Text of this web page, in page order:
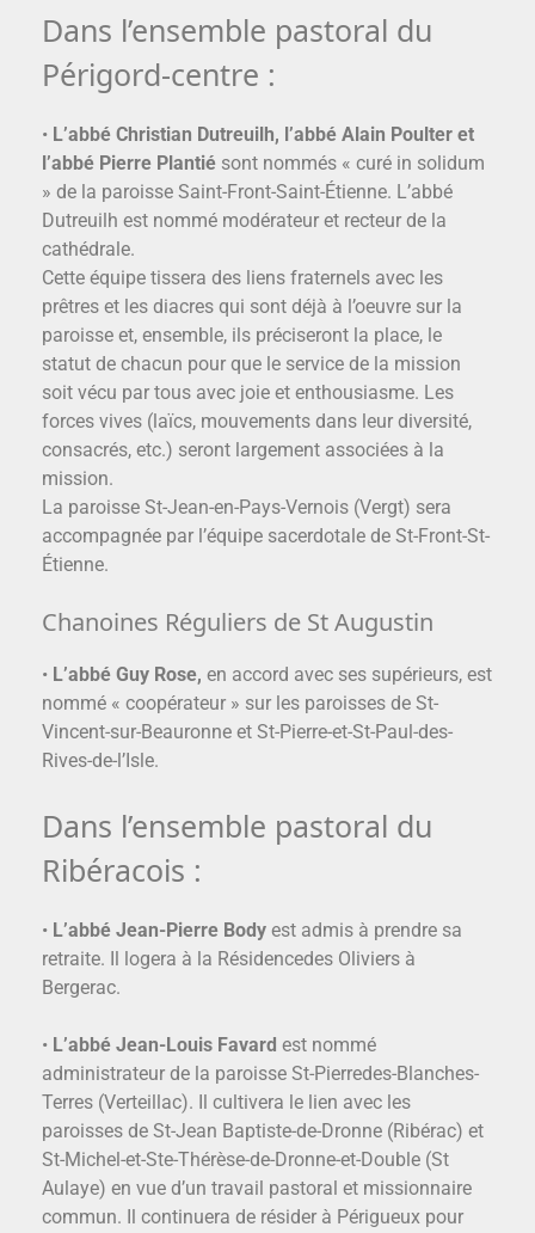
Dans l’ensemble pastoral du
Périgord-centre :
• L’abbé Christian Dutreuilh, l’abbé Alain Poulter et
l’abbé Pierre Plantié sont nommés « curé in solidum
» de la paroisse Saint-Front-Saint-Étienne. L’abbé
Dutreuilh est nommé modérateur et recteur de la
cathédrale.
Cette équipe tissera des liens fraternels avec les
prêtres et les diacres qui sont déjà à l’oeuvre sur la
paroisse et, ensemble, ils préciseront la place, le
statut de chacun pour que le service de la mission
soit vécu par tous avec joie et enthousiasme. Les
forces vives (laïcs, mouvements dans leur diversité,
consacrés, etc.) seront largement associées à la
mission.
La paroisse St-Jean-en-Pays-Vernois (Vergt) sera
accompagnée par l’équipe sacerdotale de St-Front-St-
Étienne.
Chanoines Réguliers de St Augustin
• L’abbé Guy Rose, en accord avec ses supérieurs, est
nommé « coopérateur » sur les paroisses de St-
Vincent-sur-Beauronne et St-Pierre-et-St-Paul-des-
Rives-de-l’Isle.
Dans l’ensemble pastoral du
Ribéracois :
• L’abbé Jean-Pierre Body est admis à prendre sa
retraite. Il logera à la Résidencedes Oliviers à
Bergerac.
• L’abbé Jean-Louis Favard est nommé
administrateur de la paroisse St-Pierredes-Blanches-
Terres (Verteillac). Il cultivera le lien avec les
paroisses de St-Jean Baptiste-de-Dronne (Ribérac) et
St-Michel-et-Ste-Thérèse-de-Dronne-et-Double (St
Aulaye) en vue d’un travail pastoral et missionnaire
commun. Il continuera de résider à Périgueux pour